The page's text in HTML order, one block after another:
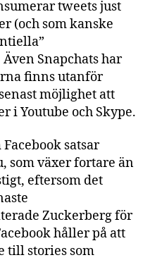
tweets just
(och som kanske
Snapchats har
finns utanför
möjlighet att
i Youtube och Skype.
satsar
som växer fortare än
eftersom det
Zuckerberg för
håller på att
till stories som